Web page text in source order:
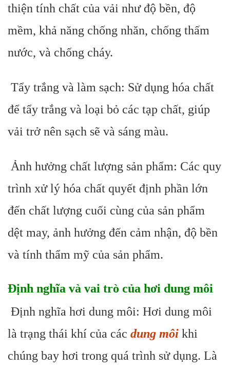
thiện tính chất của vải như độ bền, độ
mềm, khả năng chống nhăn, chống thấm
nước, và chống cháy.
Tẩy trắng và làm sạch: Sử dụng hóa chất
để tẩy trắng và loại bỏ các tạp chất, giúp
vải trở nên sạch sẽ và sáng màu.
Ảnh hưởng chất lượng sản phẩm: Các quy
trình xử lý hóa chất quyết định phần lớn
đến chất lượng cuối cùng của sản phẩm
dệt may, ảnh hưởng đến cảm nhận, độ bền
và tính thẩm mỹ của sản phẩm.
Định nghĩa và vai trò của hơi dung môi
Định nghĩa hơi dung môi: Hơi dung môi
là trạng thái khí của các dung môi khi
chúng bay hơi trong quá trình sử dụng. Là